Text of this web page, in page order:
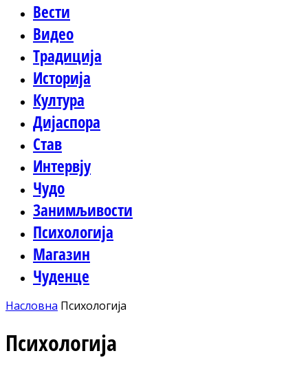
Вести
Видео
Традиција
Историја
Култура
Дијаспора
Став
Интервју
Чудо
Занимљивости
Психологија
Магазин
Чуденце
Насловна Психологија
Психологија